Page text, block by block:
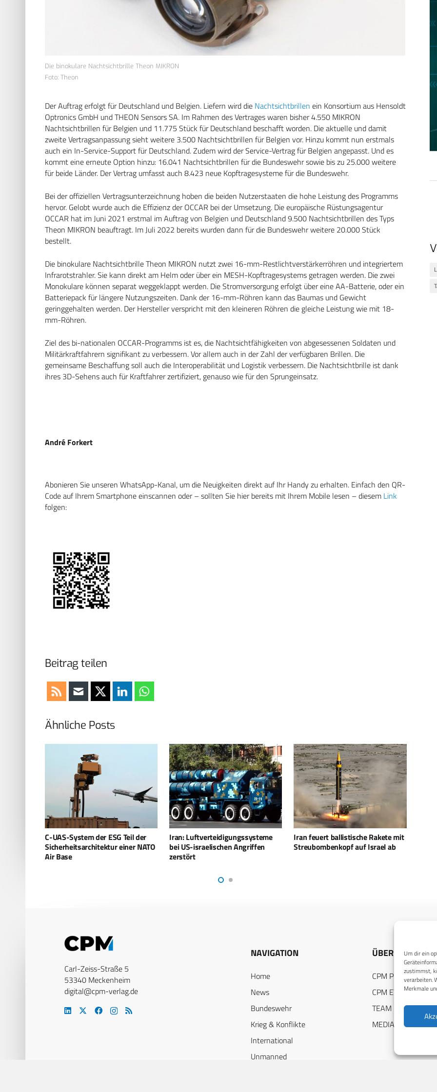
Um dir ein
zustimmst,
verarbeiten.
Merkmale
Die binokulare Nachtsichtbrille Theon MIKRON
Foto: Theon
Der Auftrag erfolgt für Deutschland und Belgien. Liefern wird die Nachtsichtbrillen ein Konsortium aus Hensoldt
Optronics GmbH und THEON Sensors SA. Im Rahmen des Vertrages waren bisher 4.550 MIKRON
Nachtsichtbrillen für Belgien und 11.775 Stück für Deutschland beschafft worden. Die aktuelle und damit
zweite Vertragsanpassung sieht weitere 3.500 Nachtsichtbrillen für Belgien vor. Hinzu kommt nun erstmals
auch ein In-Service-Support für Deutschland. Zudem wird der Service-Vertrag für Belgien angepasst. Und es
kommt eine erneute Option hinzu: 16.041 Nachtsichtbrillen für die Bundeswehr sowie bis zu 25.000 weitere
für beide Länder. Der Vertrag umfasst auch 8.423 neue Kopftragesysteme für die Bundeswehr.
Bei der offiziellen Vertragsunterzeichnung hoben die beiden Nutzerstaaten die hohe Leistung des Programms
hervor. Gelobt wurde auch die Effizienz der OCCAR bei der Umsetzung. Die europäische Rüstungsagentur
OCCAR hat im Juni 2021 erstmal im Auftrag von Belgien und Deutschland 9.500 Nachtsichtbrillen des Typs
Theon MIKRON beauftragt. Im Juli 2022 bereits wurden dann für die Bundeswehr weitere 20.000 Stück
bestellt.
Die binokulare Nachtsichtbrille Theon MIKRON nutzt zwei 16-mm-Restlichtverstärkerröhren und integriertem
Infrarotstrahler. Sie kann direkt am Helm oder über ein MESH-Kopftragesystems getragen werden. Die zwei
Monokulare können separat weggeklappt werden. Die Stromversorgung erfolgt über eine AA-Batterie, oder ein
Batteriepack für längere Nutzungszeiten. Dank der 16-mm-Röhren kann das Baumas und Gewicht
geringgehalten werden. Der Hersteller verspricht mit den kleineren Röhren die gleiche Leistung wie mit 18-
mm-Röhren.
Ziel des bi-nationalen OCCAR-Programms ist es, die Nachtsichtfähigkeiten von abgesessenen Soldaten und
Militärkraftfahrern signifikant zu verbessern. Vor allem auch in der Zahl der verfügbaren Brillen. Die
gemeinsame Beschaffung soll auch die Interoperabilität und Logistik verbessern. Die Nachtsichtbrille ist dank
ihres 3D-Sehens auch für Kraftfahrer zertifiziert, genauso wie für den Sprungeinsatz.
André Forkert
Abonieren Sie unseren WhatsApp-Kanal, um die Neuigkeiten direkt auf Ihr Handy zu erhalten. Einfach den QR-
Code auf Ihrem Smartphone einscannen oder – sollten Sie hier bereits mit Ihrem Mobile lesen – diesem Link
folgen:
Beitrag teilen
Ähnliche Posts
Iran: Luftverteidigungssysteme
bei US-israelischen Angriffen
zerstört
Iran feuert ballistische Rakete mit
Streubombenkopf auf Israel ab
Spanien erteilt Großauftrag für
Mörser an Rheinmetall
Carl-Zeiss-Straße 5
53340 Meckenheim
digital@cpm-verlag.de
NAVIGATION
Home
News
Bundeswehr
Krieg & Konflikte
International
Unmanned
ÜBER UNS
CPM
CPM EVENTS
TEAM
MEDIADATEN